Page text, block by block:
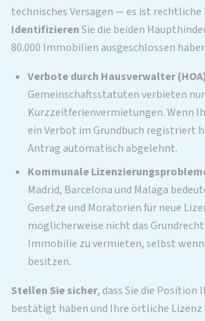
technisches Versagen — es ist
IdentifizierenSie die beiden
80.000 Immobilien ausgeschlossen
Verbote durch Hausverwalter
Gemeinschaftsstatuten verbieten
Kurzzeitferienvermietungen. Wenn
ein Verbot im Grundbuch registriert
Antrag automatisch abgelehnt.
Kommunale
Madrid, Barcelona und Malaga
Gesetze und Moratorien für neue
möglicherweise nicht das
Immobilie zu vermieten, selbst
besitzen.
Stellen Sie sicher, dass Sie die Position
bestätigt haben und Ihre örtliche Lizenz